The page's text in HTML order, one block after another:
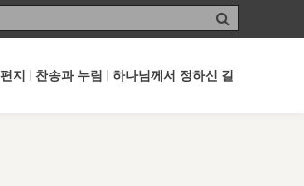
지 찬송과 누림 하나님께서 정하신 길